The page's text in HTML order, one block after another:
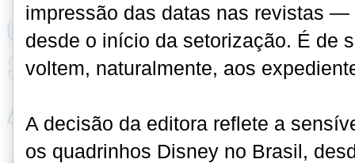
impressão das datas nas revistas —
desde o início da setorização. É de
voltem, naturalmente, aos
A decisão da editora reflete a
os quadrinhos Disney no Brasil,